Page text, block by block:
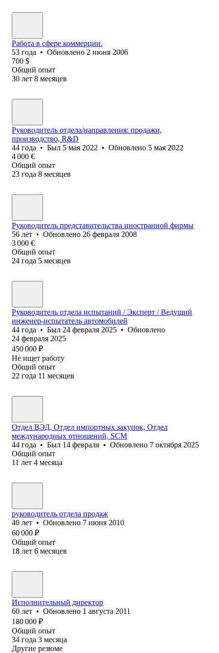
Работа в сфере коммерции.
53 года • Обновлено 2 июня 2006
700 $
Общий опыт
30 лет 8 месяцев
Руководитель отдела/направления: продажи,
производство, R&D
44 года • Был 5 мая 2022 • Обновлено 5 мая 2022
4 000 €
Общий опыт
23 года 8 месяцев
Руководитель представительства иностранной фирмы
56 лет • Обновлено 26 февраля 2008
3 000 €
Общий опыт
24 года 5 месяцев
Руководитель отдела испытаний / Эксперт / Ведущий
инженер-испытатель автомобилей
44 года • Был 24 февраля 2025 • Обновлено
24 февраля 2025
450 000 ₽
Не ищет работу
Общий опыт
22 года 11 месяцев
Отдел ВЭД, Отдел импортных закупок, Отдел
международных отношений, SCM
44 года • Был 14 февраля • Обновлено 7 октября 2025
Общий опыт
11 лет 4 месяца
руководитель отдела продаж
40 лет • Обновлено 7 июня 2010
60 000 ₽
Общий опыт
18 лет 6 месяцев
Исполнительный директор
60 лет • Обновлено 1 августа 2011
180 000 ₽
Общий опыт
34 года 3 месяца
Другие резюме